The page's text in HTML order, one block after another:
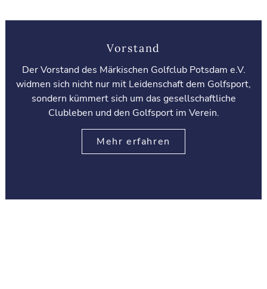
Vorstand
Der Vorstand des Märkischen Golfclub Potsdam e.V.
widmen sich nicht nur mit Leidenschaft dem Golfsport,
sondern kümmert sich um das gesellschaftliche
Clubleben und den Golfsport im Verein.
Mehr erfahren